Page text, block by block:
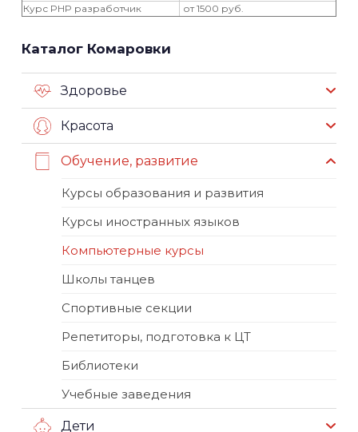
Курс PHP разработчик
от 1500 руб.
Каталог Комаровки
Здоровье
Красота
Обучение, развитие
Курсы образования и развития
Курсы иностранных языков
Компьютерные курсы
Школы танцев
Спортивные секции
Репетиторы, подготовка к ЦТ
Библиотеки
Учебные заведения
Дети